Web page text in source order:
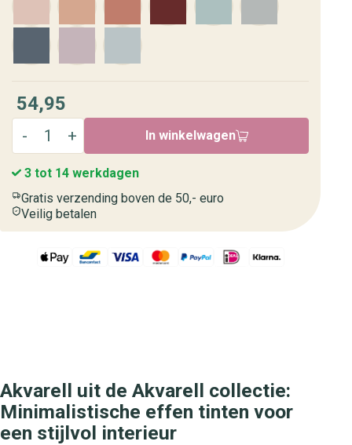
54,95
In winkelwagen
3 tot 14 werkdagen
Gratis verzending boven de 50,- euro
Veilig betalen
Akvarell uit de Akvarell collectie:
Minimalistische effen tinten voor
een stijlvol interieur